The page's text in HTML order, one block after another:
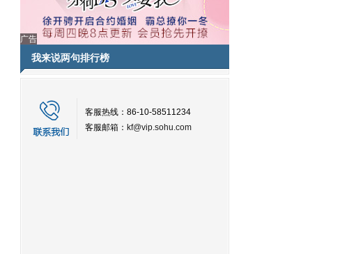
广告
我来说两句排行榜
客服热线：86-10-58511234
客服邮箱： kf@vip.sohu.com